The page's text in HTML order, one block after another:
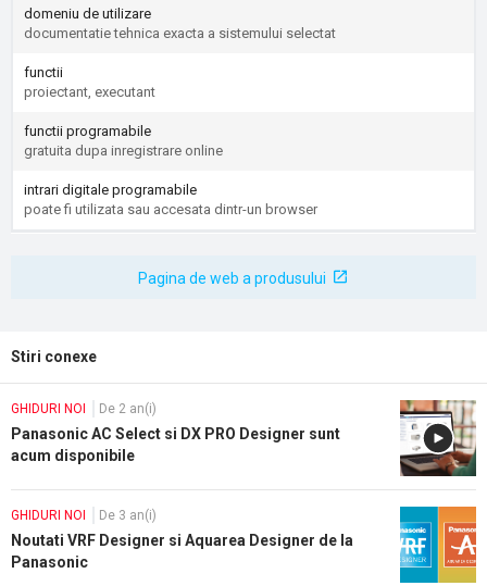
domeniu de utilizare
documentatie tehnica exacta a sistemului selectat
functii
proiectant, executant
functii programabile
gratuita dupa inregistrare online
intrari digitale programabile
poate fi utilizata sau accesata dintr-un browser
Pagina de web a produsului
Stiri conexe
GHIDURI NOI De 2 an(i)
Panasonic AC Select si DX PRO Designer sunt
acum disponibile
GHIDURI NOI De 3 an(i)
Noutati VRF Designer si Aquarea Designer de la
Panasonic